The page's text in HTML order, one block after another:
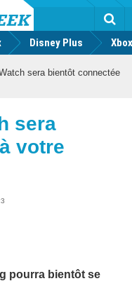
Disney Plus
sera bientôt connectée
sera
votre
pourra bientôt se
Youtube